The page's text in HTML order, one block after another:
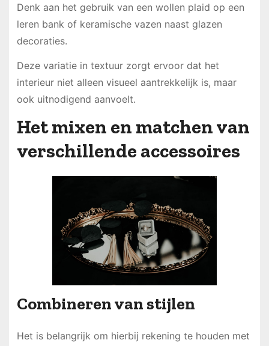
Denk aan het gebruik van een wollen plaid op een
leren bank of keramische vazen naast glazen
decoraties.
Deze variatie in textuur zorgt ervoor dat het
interieur niet alleen visueel aantrekkelijk is, maar
ook uitnodigend aanvoelt.
Het mixen en matchen van
verschillende accessoires
Combineren van stijlen
Het is belangrijk om hierbij rekening te houden met